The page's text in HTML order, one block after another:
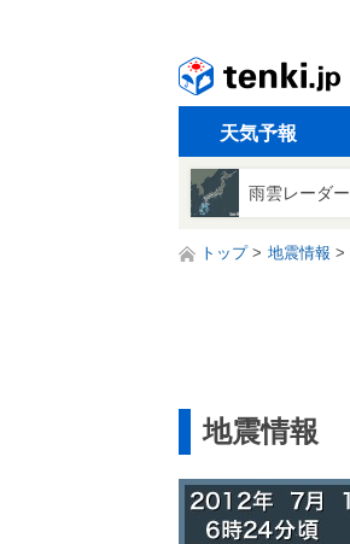
天気予報
雨雲レーダー
トップ 地震情報
地震情報